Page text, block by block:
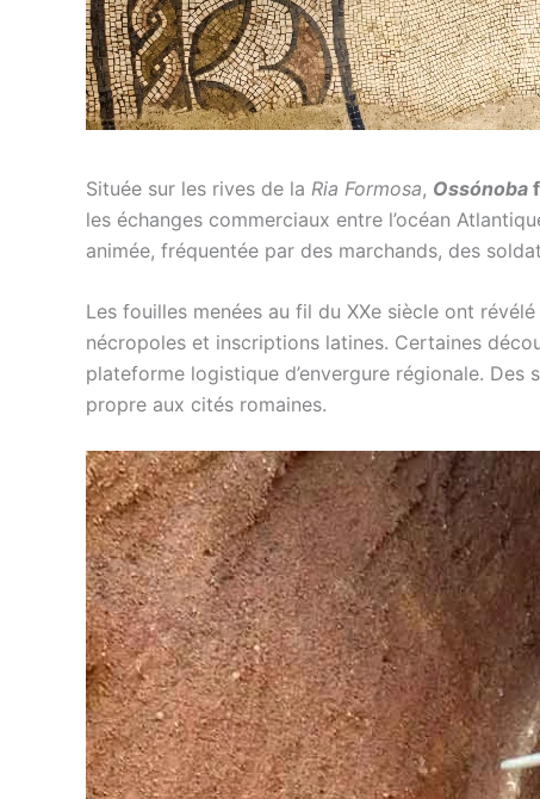
Située sur les rives de la Ria Formosa, Ossónoba
les échanges commerciaux entre l’océan
animée, fréquentée par des marchands, des
Les fouilles menées au fil du XXe siècle ont
nécropoles et inscriptions latines. Certaines
plateforme logistique d’envergure régionale.
propre aux cités romaines.